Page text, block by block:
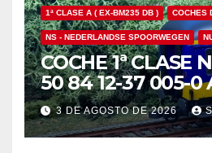
1ª CLASE A ( EX-BM235 DB ) COCHES
NS - NEDERLANDSE SPOORWEGEN
COCHE 1ª CLASE
50 84 12-37 005-0
3 DE AGOSTO DE 2026